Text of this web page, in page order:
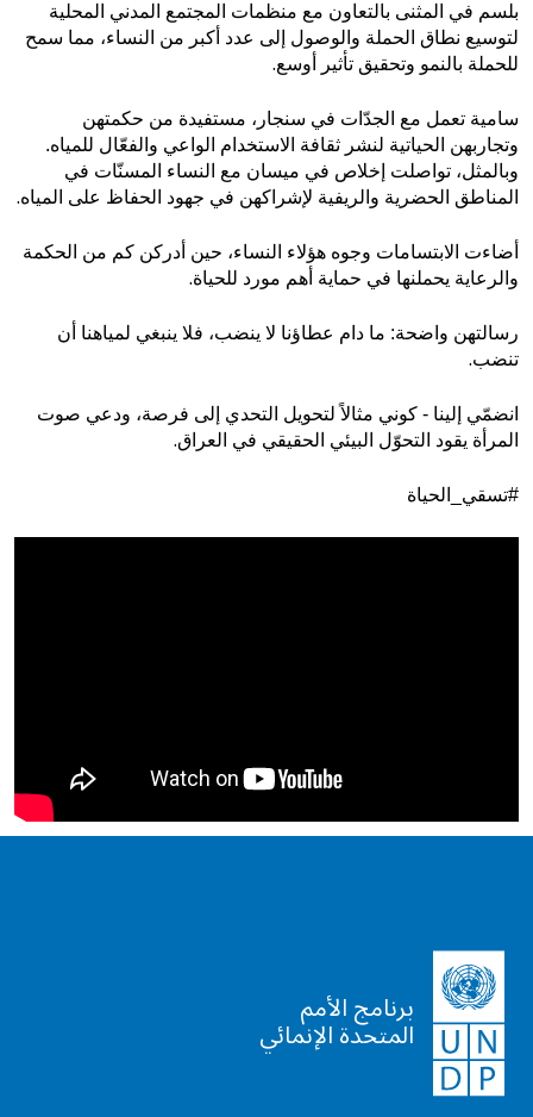
بلسم في المثنى بالتعاون مع منظمات المجتمع المدني المحلية
لتوسيع نطاق الحملة والوصول إلى عدد أكبر من النساء، مما سمح
للحملة بالنمو وتحقيق تأثير أوسع.
سامية تعمل مع الجدّات في سنجار، مستفيدة من حكمتهن
وتجاربهن الحياتية لنشر ثقافة الاستخدام الواعي والفعّال للمياه.
وبالمثل، تواصلت إخلاص في ميسان مع النساء المسنّات في
المناطق الحضرية والريفية لإشراكهن في جهود الحفاظ على المياه.
أضاءت الابتسامات وجوه هؤلاء النساء، حين أدركن كم من الحكمة
والرعاية يحملنها في حماية أهم مورد للحياة.
رسالتهن واضحة: ما دام عطاؤنا لا ينضب، فلا ينبغي لمياهنا أن
تنضب.
انضمّي إلينا - كوني مثالاً لتحويل التحدي إلى فرصة، ودعي صوت
المرأة يقود التحوّل البيئي الحقيقي في العراق.
#تسقي_الحياة
Video
برنامج الأمم
المتحدة الإنمائي